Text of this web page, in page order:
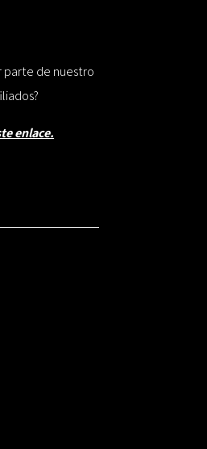
parte de nuestro
enlace.